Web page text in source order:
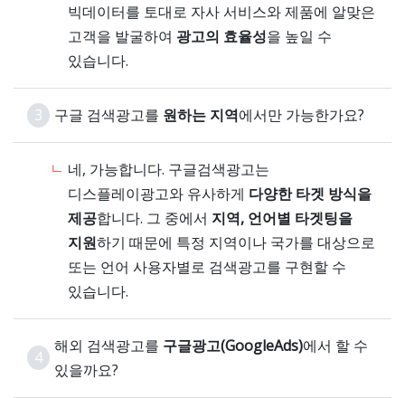
빅데이터를 토대로 자사 서비스와 제품에 알맞은
고객을 발굴하여 광고의 효율성을 높일 수
있습니다.
3 구글 검색광고를 원하는 지역에서만 가능한가요?
네, 가능합니다. 구글검색광고는
디스플레이광고와 유사하게 다양한 타겟 방식을
제공합니다. 그 중에서 지역, 언어별 타겟팅을
지원하기 때문에 특정 지역이나 국가를 대상으로
또는 언어 사용자별로 검색광고를 구현할 수
있습니다.
4
해외 검색광고를 구글광고(GoogleAds)에서 할 수
있을까요?